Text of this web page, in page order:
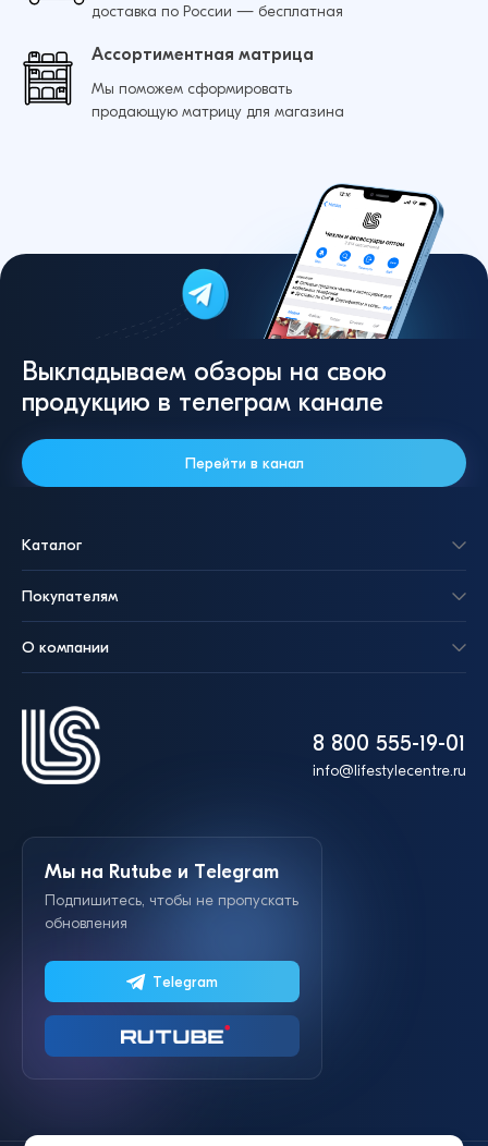
доставка по России — бесплатная
Ассортиментная матрица
Мы поможем сформировать
продающую матрицу для магазина
Выкладываем обзоры на свою
продукцию в телеграм канале
Перейти в канал
8 800 555-19-01
info@lifestylecentre.ru
Каталог
Покупателям
О компании
Мы на Rutube и Telegram
Подпишитесь, чтобы не пропускать
обновления
Telegram